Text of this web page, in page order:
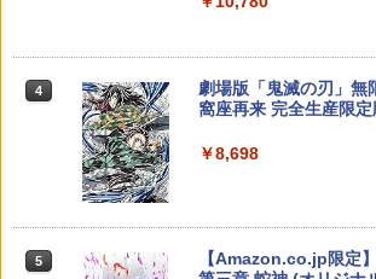
木の国のビアンカ・フ
￥7,620
ゼルダの伝説 ブレス
￥7,680
【特典】Beast of
[Switch] Nintendo
￥5,900
￥3,502
5
ミュータント・タート
版【Blu-ray】 [ ブライ
￥4,136
ンラインコード版
￥9,000
ニンテンドープリペイ
ンラインコード版
トローラー ミッドナイ
【純正品】DualSense
￥10,737
￥2,618
【国内正規品】
S5、PS5 Pro、Xbox
￥14,141
4
劇場版「鬼滅の刃」無
窩座再来 完全生産限
￥8,698
5
【Amazon.co.jp限定